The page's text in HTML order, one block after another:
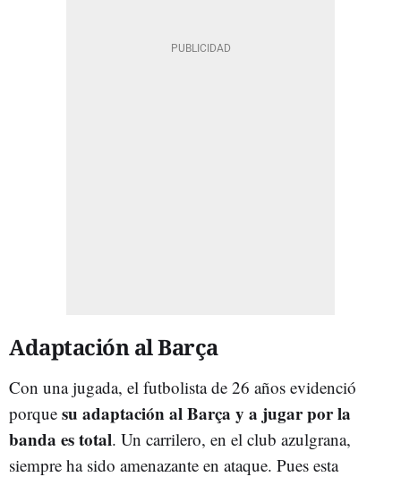
Adaptación al Barça
Con una jugada, el futbolista de 26 años evidenció
porque su adaptación al Barça y a jugar por la
banda es total. Un carrilero, en el club azulgrana,
siempre ha sido amenazante en ataque. Pues esta